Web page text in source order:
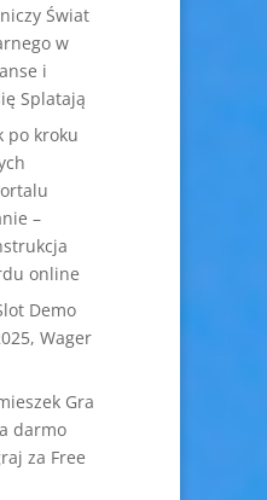
Świat
w
i
Splatają
po kroku
–
online
Demo
Wager
Gra
darmo
za Free